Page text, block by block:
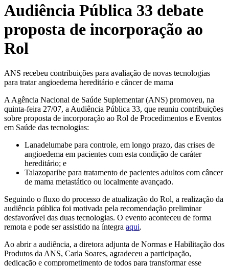
Audiência Pública 33 debate
proposta de incorporação ao
Rol
ANS recebeu contribuições para avaliação de novas tecnologias
para tratar angioedema hereditário e câncer de mama
A Agência Nacional de Saúde Suplementar (ANS) promoveu, na
quinta-feira 27/07, a Audiência Pública 33, que reuniu contribuições
sobre proposta de incorporação ao Rol de Procedimentos e Eventos
em Saúde das tecnologias:
Lanadelumabe para controle, em longo prazo, das crises de
angioedema em pacientes com esta condição de caráter
hereditário; e
Talazoparibe para tratamento de pacientes adultos com câncer
de mama metastático ou localmente avançado.
Seguindo o fluxo do processo de atualização do Rol, a realização da
audiência pública foi motivada pela recomendação preliminar
desfavorável das duas tecnologias. O evento aconteceu de forma
remota e pode ser assistido na íntegra aqui.
Ao abrir a audiência, a diretora adjunta de Normas e Habilitação dos
Produtos da ANS, Carla Soares, agradeceu a participação,
dedicação e comprometimento de todos para transformar esse